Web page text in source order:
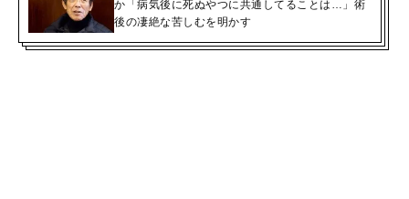
か「病気後に死ぬやつに共通してることは…」術
後の凄絶な苦しむを明かす